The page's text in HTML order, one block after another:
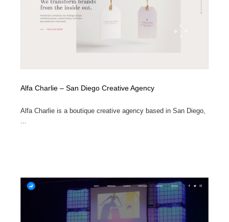
Alfa Charlie – San Diego Creative Agency
Alfa Charlie is a boutique creative agency based in San Diego,